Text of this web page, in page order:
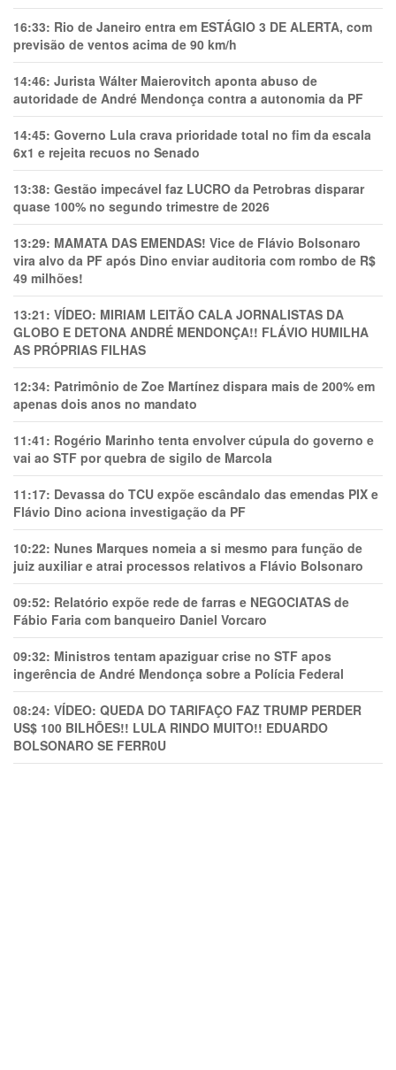
16:33: Rio de Janeiro entra em ESTÁGIO 3 DE ALERTA, com
previsão de ventos acima de 90 km/h
14:46: Jurista Wálter Maierovitch aponta abuso de
autoridade de André Mendonça contra a autonomia da PF
14:45: Governo Lula crava prioridade total no fim da escala
6x1 e rejeita recuos no Senado
13:38: Gestão impecável faz LUCRO da Petrobras disparar
quase 100% no segundo trimestre de 2026
13:29: MAMATA DAS EMENDAS! Vice de Flávio Bolsonaro
vira alvo da PF após Dino enviar auditoria com rombo de R$
49 milhões!
13:21: VÍDEO: MIRIAM LEITÃO CALA JORNALISTAS DA
GLOBO E DETONA ANDRÉ MENDONÇA!! FLÁVIO HUMILHA
AS PRÓPRIAS FILHAS
12:34: Patrimônio de Zoe Martínez dispara mais de 200% em
apenas dois anos no mandato
11:41: Rogério Marinho tenta envolver cúpula do governo e
vai ao STF por quebra de sigilo de Marcola
11:17: Devassa do TCU expõe escândalo das emendas PIX e
Flávio Dino aciona investigação da PF
10:22: Nunes Marques nomeia a si mesmo para função de
juiz auxiliar e atrai processos relativos a Flávio Bolsonaro
09:52: Relatório expõe rede de farras e NEGOCIATAS de
Fábio Faria com banqueiro Daniel Vorcaro
09:32: Ministros tentam apaziguar crise no STF apos
ingerência de André Mendonça sobre a Polícia Federal
08:24: VÍDEO: QUEDA DO TARIFAÇO FAZ TRUMP PERDER
US$ 100 BILHÕES!! LULA RINDO MUITO!! EDUARDO
BOLSONARO SE FERR0U